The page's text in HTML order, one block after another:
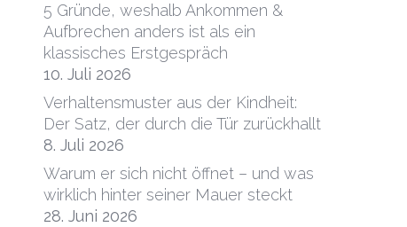
5 Gründe, weshalb Ankommen &
Aufbrechen anders ist als ein
klassisches Erstgespräch
10. Juli 2026
Verhaltensmuster aus der Kindheit:
Der Satz, der durch die Tür zurückhallt
8. Juli 2026
Warum er sich nicht öffnet – und was
wirklich hinter seiner Mauer steckt
28. Juni 2026